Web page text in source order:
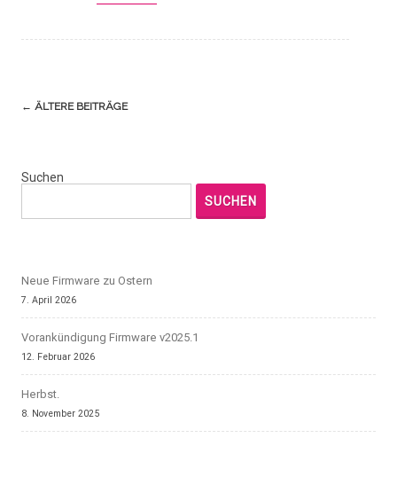
Navigation
← ÄLTERE BEITRÄGE
Suchen
SUCHEN
Neue Firmware zu Ostern
7. April 2026
Vorankündigung Firmware v2025.1
12. Februar 2026
Herbst.
8. November 2025